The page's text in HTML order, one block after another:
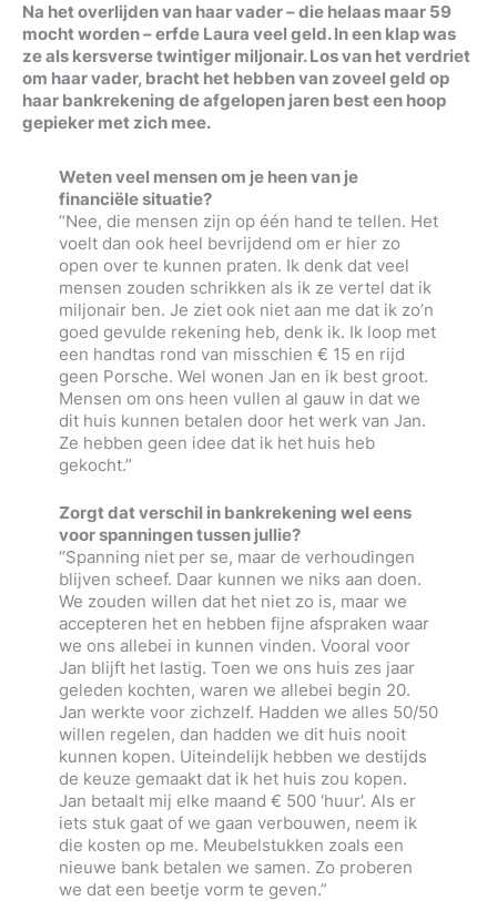
Na het overlijden van haar vader – die helaas maar 59
mocht worden – erfde Laura veel geld. In een klap was
ze als kersverse twintiger miljonair. Los van het verdriet
om haar vader, bracht het hebben van zoveel geld op
haar bankrekening de afgelopen jaren best een hoop
gepieker met zich mee.
Weten veel mensen om je heen van je
financiële situatie?
“Nee, die mensen zijn op één hand te tellen. Het
voelt dan ook heel bevrijdend om er hier zo
open over te kunnen praten. Ik denk dat veel
mensen zouden schrikken als ik ze vertel dat ik
miljonair ben. Je ziet ook niet aan me dat ik zo’n
goed gevulde rekening heb, denk ik. Ik loop met
een handtas rond van misschien € 15 en rijd
geen Porsche. Wel wonen Jan en ik best groot.
Mensen om ons heen vullen al gauw in dat we
dit huis kunnen betalen door het werk van Jan.
Ze hebben geen idee dat ik het huis heb
gekocht.”
Zorgt dat verschil in bankrekening wel eens
voor spanningen tussen jullie?
“Spanning niet per se, maar de verhoudingen
blijven scheef. Daar kunnen we niks aan doen.
We zouden willen dat het niet zo is, maar we
accepteren het en hebben fijne afspraken waar
we ons allebei in kunnen vinden. Vooral voor
Jan blijft het lastig. Toen we ons huis zes jaar
geleden kochten, waren we allebei begin 20.
Jan werkte voor zichzelf. Hadden we alles 50/50
willen regelen, dan hadden we dit huis nooit
kunnen kopen. Uiteindelijk hebben we destijds
de keuze gemaakt dat ik het huis zou kopen.
Jan betaalt mij elke maand € 500 ‘huur’. Als er
iets stuk gaat of we gaan verbouwen, neem ik
die kosten op me. Meubelstukken zoals een
nieuwe bank betalen we samen. Zo proberen
we dat een beetje vorm te geven.”